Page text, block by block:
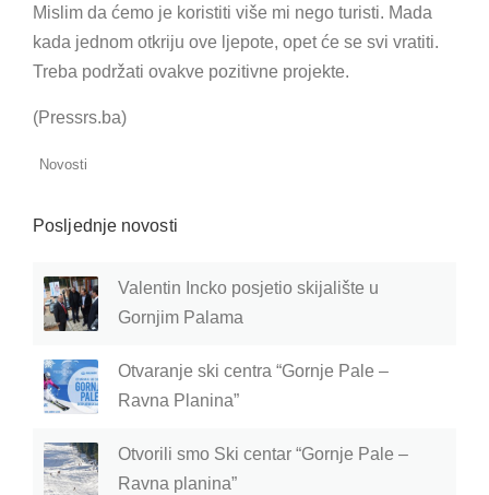
Mislim da ćemo je koristiti više mi nego turisti. Mada
kada jednom otkriju ove ljepote, opet će se svi vratiti.
Treba podržati ovakve pozitivne projekte.
(Pressrs.ba)
Novosti
Posljednje novosti
Valentin Incko posjetio skijalište u
Gornjim Palama
Otvaranje ski centra “Gornje Pale –
Ravna Planina”
Otvorili smo Ski centar “Gornje Pale –
Ravna planina”